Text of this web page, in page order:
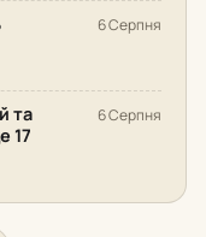
6 Серпня
та
17
6 Серпня